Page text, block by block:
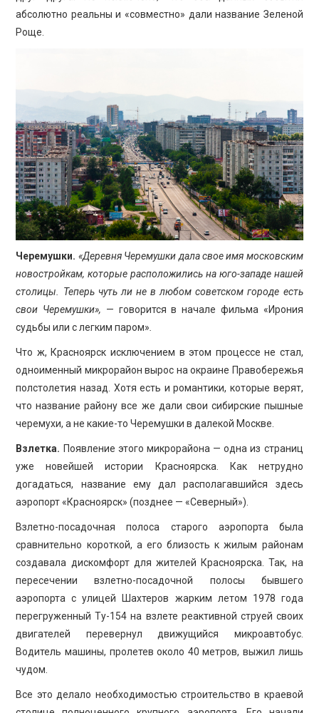
абсолютно реальны и «совместно» дали название Зеленой
Роще.
Черемушки. «Деревня Черемушки дала свое имя московским
новостройкам, которые расположились на юго-западе нашей
столицы. Теперь чуть ли не в любом советском городе есть
свои Черемушки», — говорится в начале фильма «Ирония
судьбы или с легким паром»
Что ж, Красноярск исключением в этом процессе не стал,
одноименный микрорайон вырос на окраине Правобережья
полстолетия назад. Хотя есть и романтики, которые верят,
что название району все же дали свои сибирские пышные
черемухи, а не какие-то Черемушки в далекой Москве.
Взлетка. Появление этого микрорайона — одна из страниц
уже новейшей истории Красноярска. Как нетрудно
догадаться, название ему дал располагавшийся здесь
аэропорт «Красноярск» (позднее — «Северный»).
Взлетно-посадочная полоса старого аэропорта была
сравнительно короткой, а его близость к жилым районам
создавала дискомфорт для жителей Красноярска. Так, на
пересечении взлетно-посадочной полосы бывшего
аэропорта с улицей Шахтеров жарким летом 1978 года
перегруженный Ту-154 на взлете реактивной струей своих
двигателей перевернул движущийся микроавтобус.
Водитель машины, пролетев около 40 метров, выжил лишь
чудом.
Все это делало необходимостью строительство в краевой